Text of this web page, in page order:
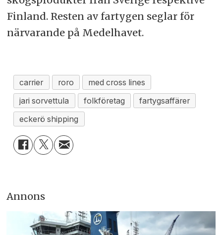
Finland. Resten av fartygen seglar för
närvarande på Medelhavet.
carrier roro
med cross lines
jari sorvettula
folkföretag
fartygsaffärer
eckerö shipping
Annons